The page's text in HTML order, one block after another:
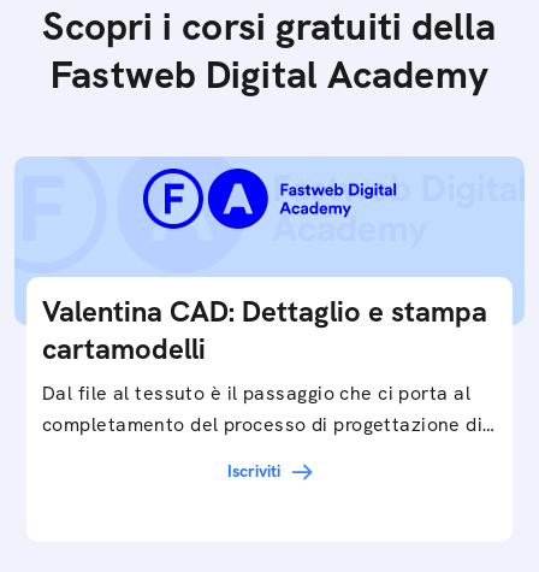
Scopri i corsi gratuiti della
Fastweb Digital Academy
Valentina CAD: Dettaglio e stampa
cartamodelli
Dal file al tessuto è il passaggio che ci porta al
completamento del processo di progettazione di
Iscriviti